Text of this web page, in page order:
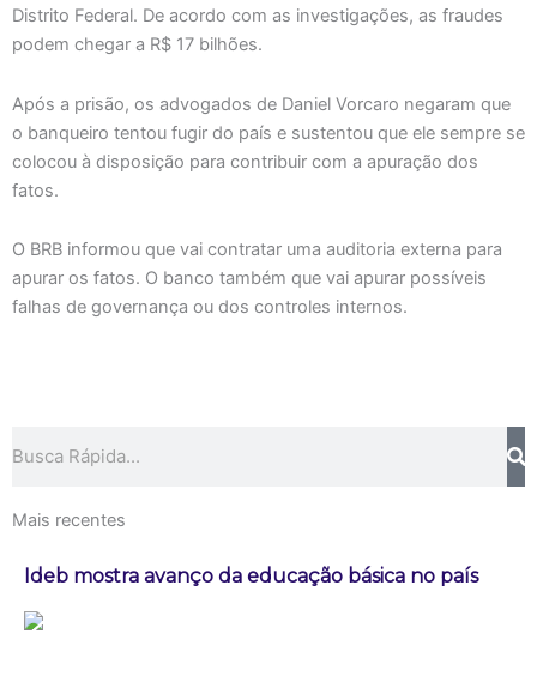
Distrito Federal. De acordo com as investigações, as fraudes
podem chegar a R$ 17 bilhões.
Após a prisão, os advogados de Daniel Vorcaro negaram que
o banqueiro tentou fugir do país e sustentou que ele sempre se
colocou à disposição para contribuir com a apuração dos
fatos.
O BRB informou que vai contratar uma auditoria externa para
apurar os fatos. O banco também que vai apurar possíveis
falhas de governança ou dos controles internos.
Mais recentes
Ideb mostra avanço da educação básica no país